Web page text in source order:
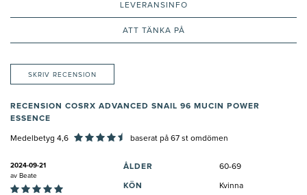
LEVERANSINFO
ATT TÄNKA PÅ
SKRIV RECENSION
RECENSION COSRX ADVANCED SNAIL 96 MUCIN POWER
ESSENCE
Medelbetyg 4,6 baserat på 67 st omdömen
2024-09-21
av Beate
ÅLDER 60-69
KÖN Kvinna